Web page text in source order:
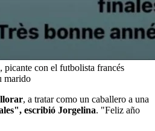
picante con el futbolista francés
marido
llorar, a tratar como un caballero a una
escribió Jorgelina. "Feliz año